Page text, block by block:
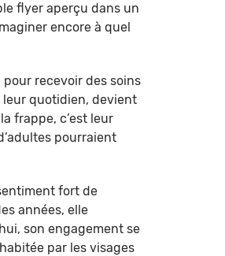
flyer aperçu dans un
encore à quel
recevoir des soins
leur quotidien, devient
frappe, c’est leur
pourraient
fort de
années, elle
son engagement se
par les visages